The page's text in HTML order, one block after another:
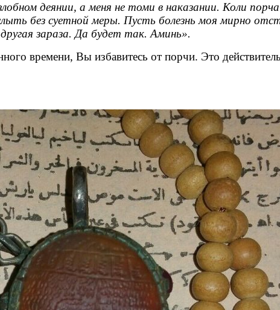
деянии, а меня не томи в наказании. Коли
без суетной меры. Пусть болезнь моя мирно
зараза. Да будет так. Аминь».
времени, Вы избавитесь от порчи. Это